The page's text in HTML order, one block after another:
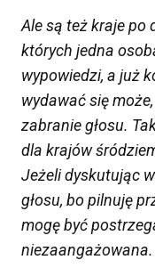
Ale są też kraje po
których jedna
wypowiedzi, a już
wydawać się
zabranie głosu.
dla krajów
Jeżeli dyskutując
głosu, bo pilnuję
mogę być
niezaangażowana.